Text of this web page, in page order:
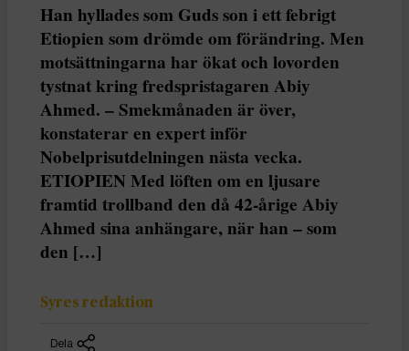
Han hyllades som Guds son i ett febrigt
Etiopien som drömde om förändring. Men
motsättningarna har ökat och lovorden
tystnat kring fredspristagaren Abiy
Ahmed. – Smekmånaden är över,
konstaterar en expert inför
Nobelprisutdelningen nästa vecka.
ETIOPIEN Med löften om en ljusare
framtid trollband den då 42-årige Abiy
Ahmed sina anhängare, när han – som
den […]
Syres redaktion
Dela